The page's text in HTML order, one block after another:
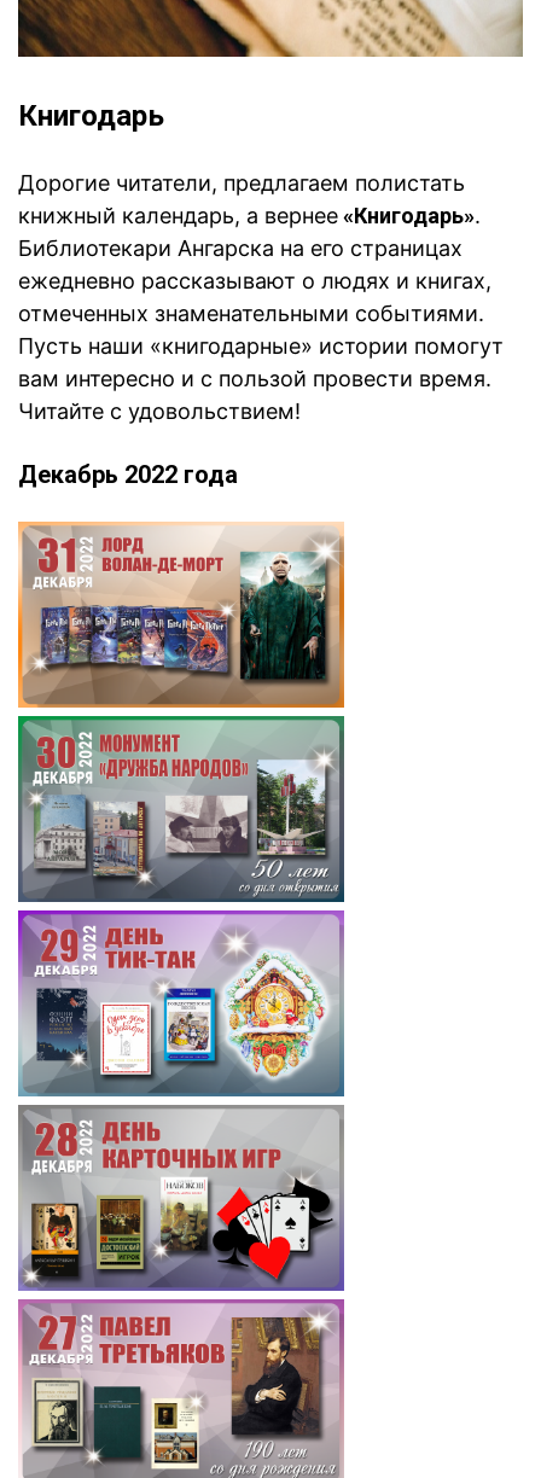
Книгодарь
Дорогие читатели, предлагаем полистать
книжный календарь, а вернее«Книгодарь».
Библиотекари Ангарска на его страницах
ежедневно рассказывают о людях и книгах,
отмеченных знаменательными событиями.
Пусть наши «книгодарные» истории помогут
вам интересно и с пользой провести время.
Читайте с удовольствием!
Декабрь 2022 года